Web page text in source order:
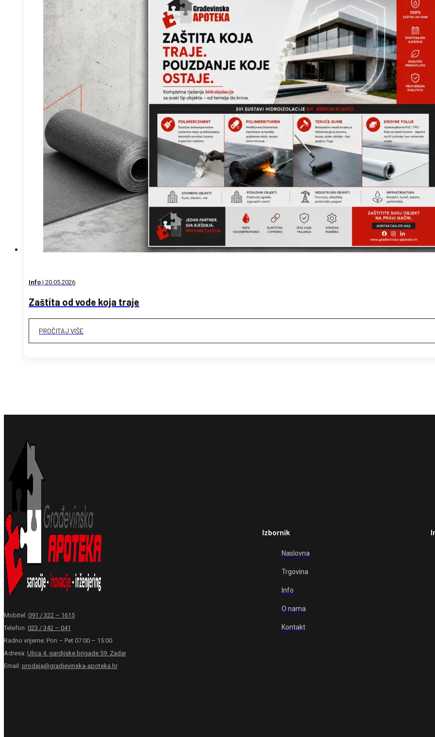
INOKEM
KOSTER
ORSO
SAN MARCO
SIKA
SOUDAL
INFO
O NAMA
KONTAKT
0
Info| 20.05.2026
Zaštita od vode koja traje
PROČITAJ VIŠE
Mobitel: 091 / 322 – 1615
Telefon: 023 / 342 – 041
Radno vrijeme: Pon – Pet 07:00 – 15:00
Adresa: Ulica 4. gardijske brigade 59. Zadar
Email: prodaja@gradjevinska-apoteka.hr
Izbornik
Naslovna
Trgovina
Info
O nama
Kontakt